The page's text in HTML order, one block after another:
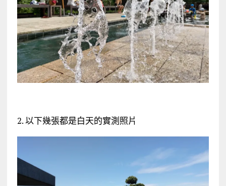
2. 以下幾張都是白天的實測照片